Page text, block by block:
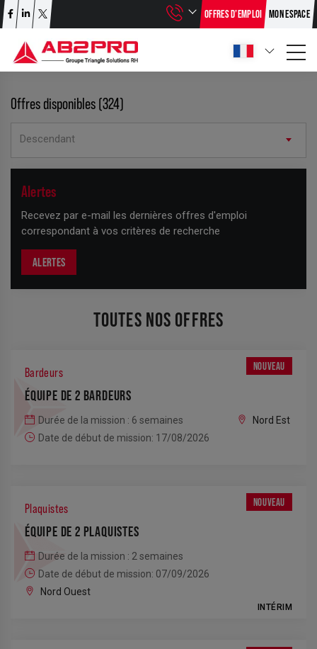
OFFRES D’EMPLOI MON ESPACE
Offres disponibles (324)
Descendant
Alertes
Recevez par e-mail les dernières offres d'emploi
correspondant à vos critères de recherche
ALERTES
TOUTES NOS OFFRES
NOUVEAU
Bardeurs
ÉQUIPE DE 2 BARDEURS
Durée de la mission : 6 semaines
Date de début de mission: 17/08/2026
Nord Est
NOUVEAU
Plaquistes
ÉQUIPE DE 2 PLAQUISTES
Durée de la mission : 2 semaines
Date de début de mission: 07/09/2026
Nord Ouest
INTÉRIM
+
−